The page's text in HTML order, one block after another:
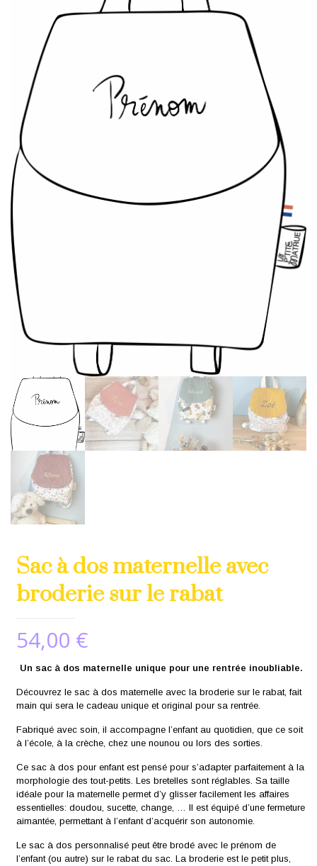
Sac à dos maternelle avec
broderie sur le rabat
54,00 €
Un sac à dos maternelle unique pour une rentrée inoubliable.
Découvrez le sac à dos maternelle avec la broderie sur le rabat, fait
main qui sera le cadeau unique et original pour sa rentrée.
Fabriqué avec soin, il accompagne l’enfant au quotidien, que ce soit
à l’école, à la crèche, chez une nounou ou lors des sorties.
Ce sac à dos pour enfant est pensé pour s’adapter parfaitement à la
morphologie des tout-petits. Les bretelles sont réglables. Sa taille
idéale pour la maternelle permet d’y glisser facilement les affaires
essentielles: doudou, sucette, change, … Il est équipé d’une fermeture
aimantée, permettant à l’enfant d’acquérir son autonomie.
Le sac à dos personnalisé peut être brodé avec le prénom de
l’enfant (ou autre) sur le rabat du sac. La broderie est le petit plus,